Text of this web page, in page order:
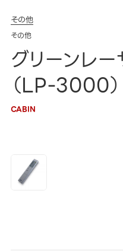
その他
その他
グリーンレ
（LP-3000）
CABIN